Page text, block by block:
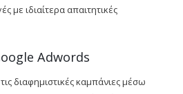
με ιδιαίτερα απαιτητικές
Adwords
διαφημιστικές καμπάνιες μέσω